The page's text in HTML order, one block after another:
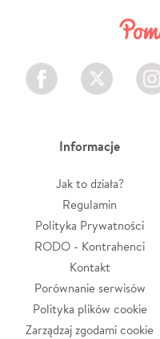
Facebook Twitter
Informacje
Jak to działa?
Regulamin
Polityka Prywatności
RODO - Kontrahenci
Kontakt
Porównanie serwisów
Polityka plików cookie
Zarządzaj zgodami cookie